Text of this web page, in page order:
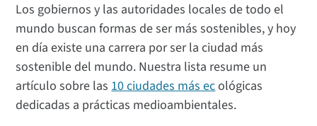
Los gobiernos y las autoridades locales de todo el
mundo buscan formas de ser más sostenibles, y hoy
en día existe una carrera por ser la ciudad más
sostenible del mundo. Nuestra lista resume un
artículo sobre las10 ciudades más ecológicas
dedicadas a prácticas medioambientales.